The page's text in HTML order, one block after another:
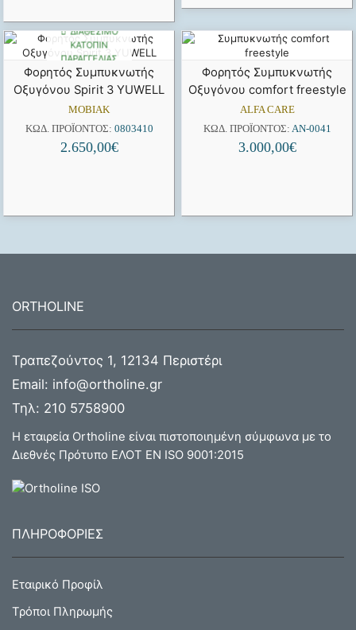
ΔΙΑΘΈΣΙΜΟ
ΚΑΤΌΠΙΝ
ΠΑΡΑΓΓΕΛΊΑΣ
Φορητός Συμπυκνωτής
Οξυγόνου Spirit 3 YUWELL
MOBIAK
ΚΩΔ. ΠΡΟΪΌΝΤΟΣ: 0803410
2.650,00€
Φορητός Συμπυκνωτής
Οξυγόνου comfort freestyle
ALFA CARE
ΚΩΔ. ΠΡΟΪΌΝΤΟΣ: ΑΝ-0041
3.000,00€
ORTHOLINE
Τραπεζούντος 1, 12134 Περιστέρι
Email: info@ortholine.gr
Τηλ: 210 5758900
Η εταιρεία Ortholine είναι πιστοποιημένη σύμφωνα με το
Διεθνές Πρότυπο ΕΛΟΤ ΕΝ ISO 9001:2015
ΠΛΗΡΟΦΟΡΙΕΣ
Εταιρικό Προφίλ
Τρόποι Πληρωμής